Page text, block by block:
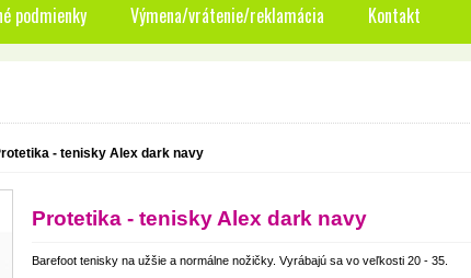
podmienky Výmena/vrátenie/reklamácia Kontakt
- tenisky Alex dark navy
Protetika - tenisky Alex dark navy
Barefoot tenisky na užšie a normálne nožičky. Vyrábajú sa vo veľkosti 20 - 35.